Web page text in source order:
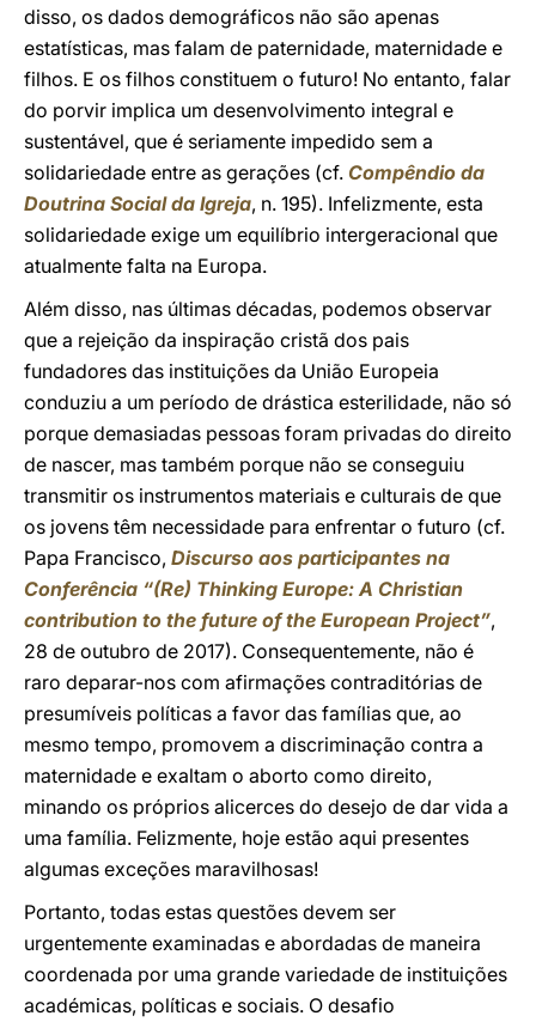
disso, os dados demográficos não são apenas
estatísticas, mas falam de paternidade, maternidade e
filhos. E os filhos constituem o futuro! No entanto, falar
do porvir implica um desenvolvimento integral e
sustentável, que é seriamente impedido sem a
solidariedade entre as gerações (cf. Compêndio da
Doutrina Social da Igreja, n. 195). Infelizmente, esta
solidariedade exige um equilíbrio intergeracional que
atualmente falta na Europa.
Além disso, nas últimas décadas, podemos observar
que a rejeição da inspiração cristã dos pais
fundadores das instituições da União Europeia
conduziu a um período de drástica esterilidade, não só
porque demasiadas pessoas foram privadas do direito
de nascer, mas também porque não se conseguiu
transmitir os instrumentos materiais e culturais de que
os jovens têm necessidade para enfrentar o futuro (cf.
Papa Francisco, Discurso aos participantes na
Conferência “(Re) Thinking Europe: A Christian
contribution to the future of the European Project”,
28 de outubro de 2017). Consequentemente, não é
raro deparar-nos com afirmações contraditórias de
presumíveis políticas a favor das famílias que, ao
mesmo tempo, promovem a discriminação contra a
maternidade e exaltam o aborto como direito,
minando os próprios alicerces do desejo de dar vida a
uma família. Felizmente, hoje estão aqui presentes
algumas exceções maravilhosas!
Portanto, todas estas questões devem ser
urgentemente examinadas e abordadas de maneira
coordenada por uma grande variedade de instituições
académicas, políticas e sociais. O desafio